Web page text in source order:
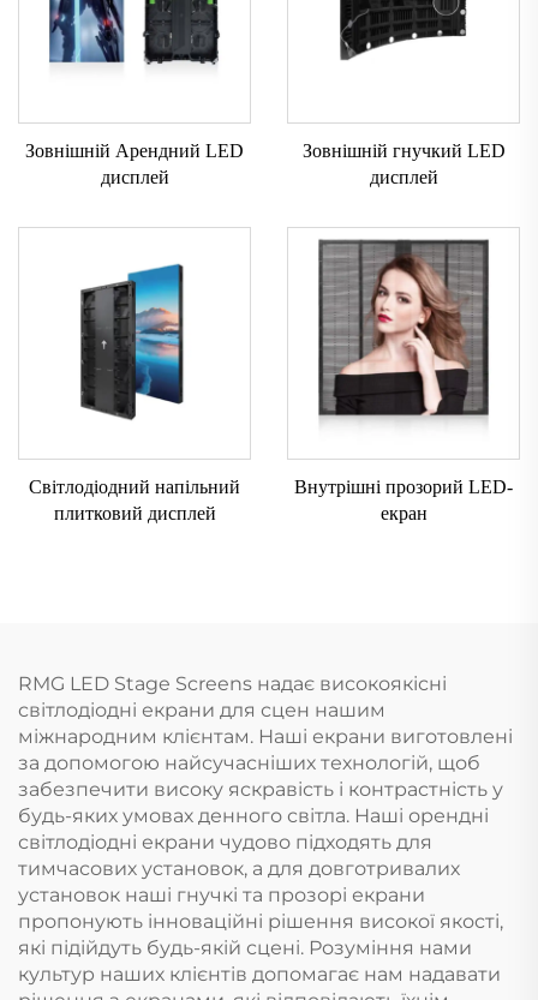
Зовнішній Арендний LED
дисплей
Зовнішній гнучкий LED
дисплей
Світлодіодний напільний
плитковий дисплей
Внутрішні прозорий LED-
екран
RMG LED Stage Screens надає високоякісні
світлодіодні екрани для сцен нашим
міжнародним клієнтам. Наші екрани виготовлені
за допомогою найсучасніших технологій, щоб
забезпечити високу яскравість і контрастність у
будь-яких умовах денного світла. Наші орендні
світлодіодні екрани чудово підходять для
тимчасових установок, а для довготривалих
установок наші гнучкі та прозорі екрани
пропонують інноваційні рішення високої якості,
які підійдуть будь-якій сцені. Розуміння нами
культур наших клієнтів допомагає нам надавати